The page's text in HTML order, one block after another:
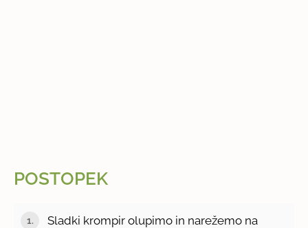
POSTOPEK
Sladki krompir olupimo in narežemo na